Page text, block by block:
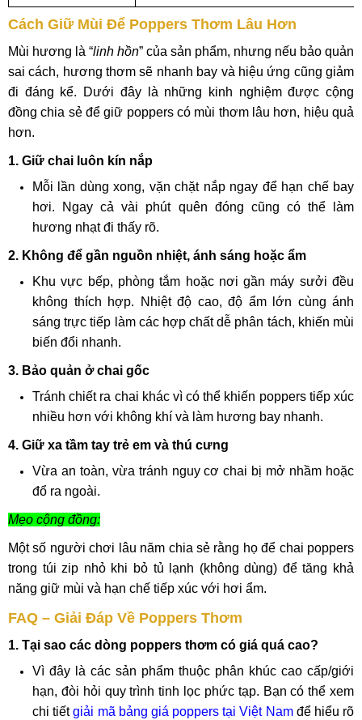
Cách Giữ Mùi Để Poppers Thơm Lâu Hơn
Mùi hương là “linh hồn” của sản phẩm, nhưng nếu bảo quản
sai cách, hương thơm sẽ nhanh bay và hiệu ứng cũng giảm
đi đáng kể. Dưới đây là những kinh nghiệm được cộng
đồng chia sẻ để giữ poppers có mùi thơm lâu hơn, hiệu quả
hơn.
1. Giữ chai luôn kín nắp
Mỗi lần dùng xong, vặn chặt nắp ngay để hạn chế bay
hơi. Ngay cả vài phút quên đóng cũng có thể làm
hương nhạt đi thấy rõ.
2. Không để gần nguồn nhiệt, ánh sáng hoặc ẩm
Khu vực bếp, phòng tắm hoặc nơi gần máy sưởi đều
không thích hợp. Nhiệt độ cao, độ ẩm lớn cùng ánh
sáng trực tiếp làm các hợp chất dễ phân tách, khiến mùi
biến đổi nhanh.
3. Bảo quản ở chai gốc
Tránh chiết ra chai khác vì có thể khiến poppers tiếp xúc
nhiều hơn với không khí và làm hương bay nhanh.
4. Giữ xa tầm tay trẻ em và thú cưng
Vừa an toàn, vừa tránh nguy cơ chai bị mở nhầm hoặc
đổ ra ngoài.
Mẹo cộng đồng:
Một số người chơi lâu năm chia sẻ rằng họ để chai poppers
trong túi zip nhỏ khi bỏ tủ lạnh (không dùng) để tăng khả
năng giữ mùi và hạn chế tiếp xúc với hơi ẩm.
FAQ – Giải Đáp Về Poppers Thơm
1. Tại sao các dòng poppers thơm có giá quá cao?
Vì đây là các sản phẩm thuộc phân khúc cao cấp/giới
hạn, đòi hỏi quy trình tinh lọc phức tạp. Bạn có thể xem
chi tiếtgiải mã bảng giá poppers tại Việt Namđể hiểu rõ